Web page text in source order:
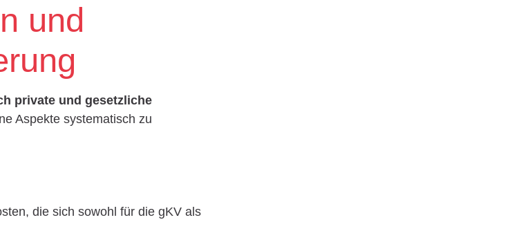
und
private und gesetzliche
Aspekte systematisch zu
die sich sowohl für die gKV als